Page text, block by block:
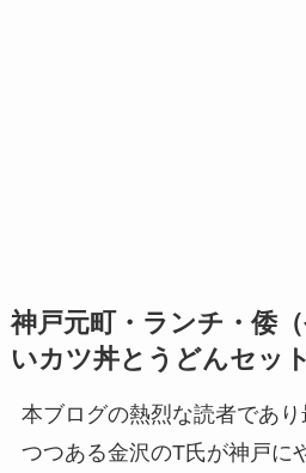
神戸元町・ランチ・倭
いカツ丼とうどんセット
本ブログの熱烈な読者であ
つつある金沢のT氏が神戸に